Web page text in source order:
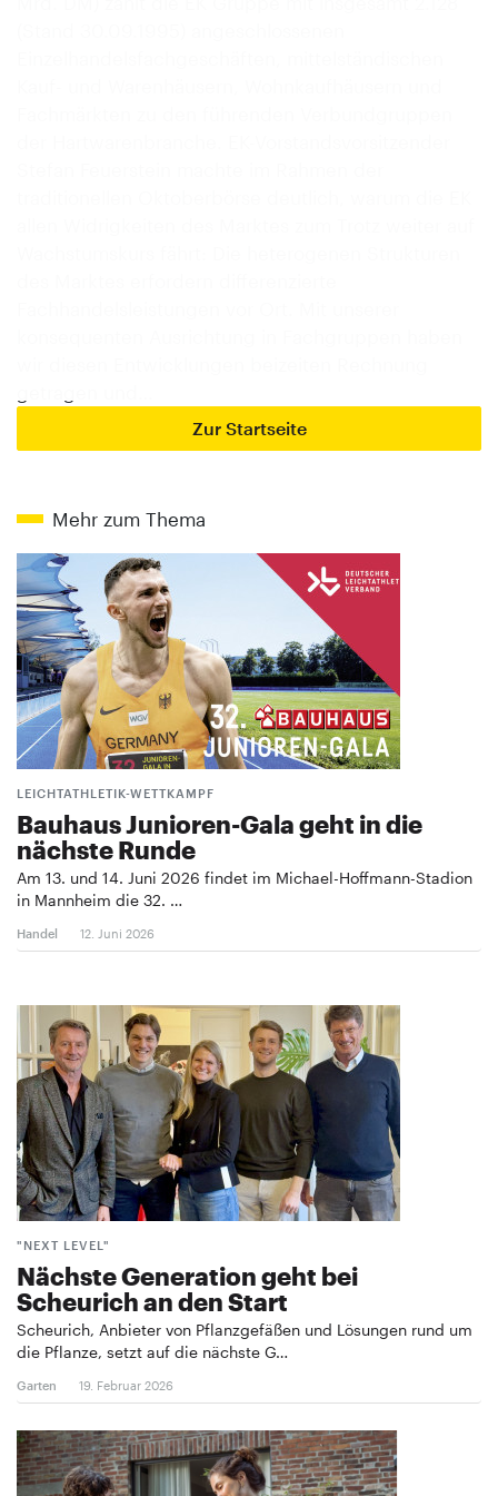
Zur Startseite
Mehr zum Thema
LEICHTATHLETIK-WETTKAMPF
Bauhaus Junioren-Gala geht in die
nächste Runde
Am 13. und 14. Juni 2026 findet im Michael-Hoffmann-Stadion
in Mannheim die 32. …
Handel 12. Juni 2026
"NEXT LEVEL"
Nächste Generation geht bei
Scheurich an den Start
Scheurich, Anbieter von Pflanzgefäßen und Lösungen rund um
die Pflanze, setzt auf die nächste G…
Garten 19. Februar 2026